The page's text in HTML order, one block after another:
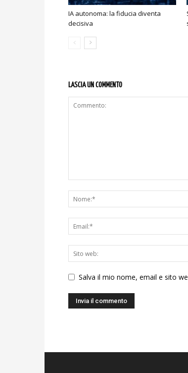
IA autonoma: la fiducia diventa
decisiva
LASCIA UN COMMENTO
Salva il mio nome, email e sito